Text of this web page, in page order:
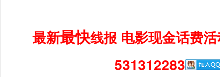
最新最快线报 电影现金话费
531312283